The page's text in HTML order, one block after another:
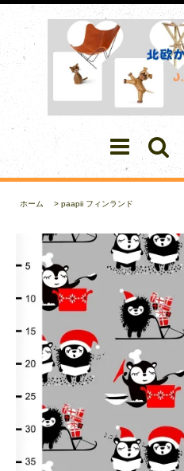
ホーム > paapii フィンランド